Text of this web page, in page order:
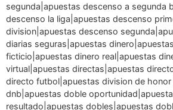
segunda|apuestas descenso a segunda
descenso la liga|apuestas descenso
division|apuestas descenso
diarias seguras|apuestas
ficticio|apuestas dinero real|apuestas
virtual|apuestas directas|apuestas
directo futbol|apuestas division de honor
dnb|apuestas doble
resultado|apuestas dobles|apuestas